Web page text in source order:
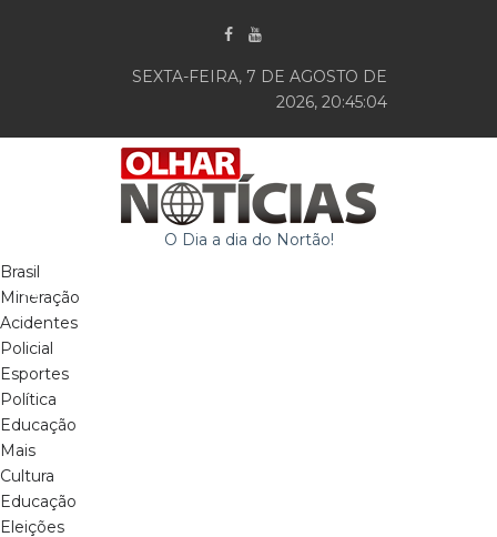
SEXTA-FEIRA, 7 DE AGOSTO DE
2026, 20:45:05
O Dia a dia do Nortão!
Brasil
Mineração
Acidentes
Policial
Esportes
Política
Educação
Mais
Cultura
Educação
Eleições